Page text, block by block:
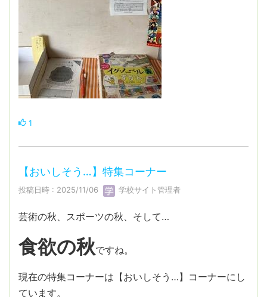
1
【おいしそう…】特集コーナー
投稿日時 : 2025/11/06 学校サイト管理者
芸術の秋、スポーツの秋、そして…
食欲の秋ですね。
現在の特集コーナーは【おいしそう…】コーナーにし
ています。